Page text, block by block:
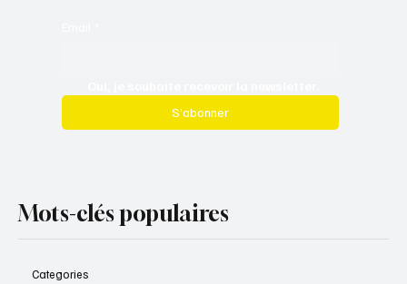
S’abonner
Mots-clés populaires
Categories